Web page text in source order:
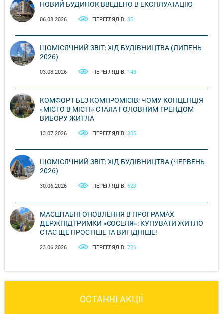
НОВИЙ БУДИНОК ВВЕДЕНО В ЕКСПЛУАТАЦІЮ
06.08.2026 ПЕРЕГЛЯДІВ: 35
ЩОМІСЯЧНИЙ ЗВІТ: ХІД БУДІВНИЦТВА (ЛИПЕНЬ
2026)
03.08.2026 ПЕРЕГЛЯДІВ: 143
КОМФОРТ БЕЗ КОМПРОМІСІВ: ЧОМУ КОНЦЕПЦІЯ
«МІСТО В МІСТІ» СТАЛА ГОЛОВНИМ ТРЕНДОМ
ВИБОРУ ЖИТЛА
13.07.2026 ПЕРЕГЛЯДІВ: 305
ЩОМІСЯЧНИЙ ЗВІТ: ХІД БУДІВНИЦТВА (ЧЕРВЕНЬ
2026)
30.06.2026 ПЕРЕГЛЯДІВ: 623
МАСШТАБНІ ОНОВЛЕННЯ В ПРОГРАМАХ
ДЕРЖПІДТРИМКИ «ЄОСЕЛЯ»: КУПУВАТИ ЖИТЛО
СТАЄ ЩЕ ПРОСТІШЕ ТА ВИГІДНІШЕ!
23.06.2026 ПЕРЕГЛЯДІВ: 726
ОСТАННІ АКЦІЇ